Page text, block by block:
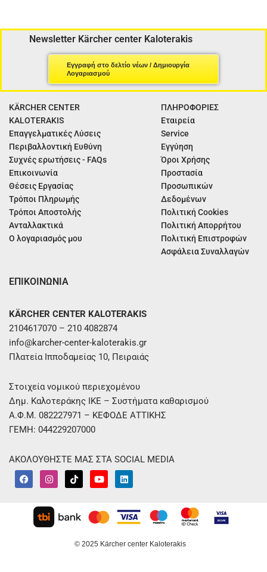
Newsletter Kärcher center Kaloterakis
Εγγραφή στο δελτίο νέων / Δημιουργία
Λογαριασμού
KÄRCHER CENTER
KALOTERAKIS
Επαγγελματικές Λύσεις
Περιβαλλοντική Ευθύνη
Συχνές ερωτήσεις - FAQs
Επικοινωνία
Θέσεις Εργασίας
Τρόποι Πληρωμής
Τρόποι Αποστολής
Ανταλλακτικά
Ο λογαριασμός μου
ΠΛΗΡΟΦΟΡΙΕΣ
Εταιρεία
Service
Εγγύηση
Όροι Χρήσης
Προστασία
Προσωπικών
Δεδομένων
Πολιτική Cookies
Πολιτική Απορρήτου
Πολιτική Επιστροφών
Ασφάλεια Συναλλαγών
ΕΠΙΚΟΙΝΩΝΙΑ
KÄRCHER CENTER KALOTERAKIS
2104617070 – 210 4082874
info@karcher-center-kaloterakis.gr
Πλατεία Ιπποδαμείας 10, Πειραιάς
Στοιχεία νομικού περιεχομένου
Δημ. Καλοτεράκης ΙΚΕ – Συστήματα καθαρισμού
Α.Φ.Μ. 082227971 – ΚΕΦΟΔΕ ΑΤΤΙΚΗΣ
ΓΕΜΗ: 044229207000
ΑΚΟΛΟΥΘΗΣΤΕ ΜΑΣ ΣΤΑ SOCIAL MEDIA
F
a
c
I
n
s
a
g
r
T
i
k
k
Y
o
u
u
b
e
L
i
n
e
d
i
© 2025 Kärcher center Kaloterakis